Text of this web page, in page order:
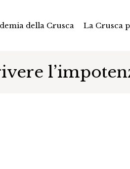
della Crusca La Crusca